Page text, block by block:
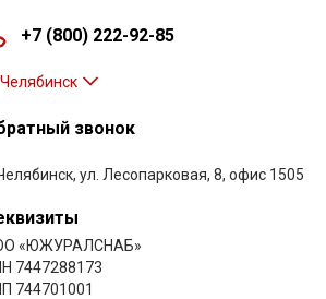
+7 (800) 222-92-85
Челябинск
звонок
ул. Лесопарковая, 8, офис 1505
«ЮЖУРАЛСНАБ»
7447288173
744701001